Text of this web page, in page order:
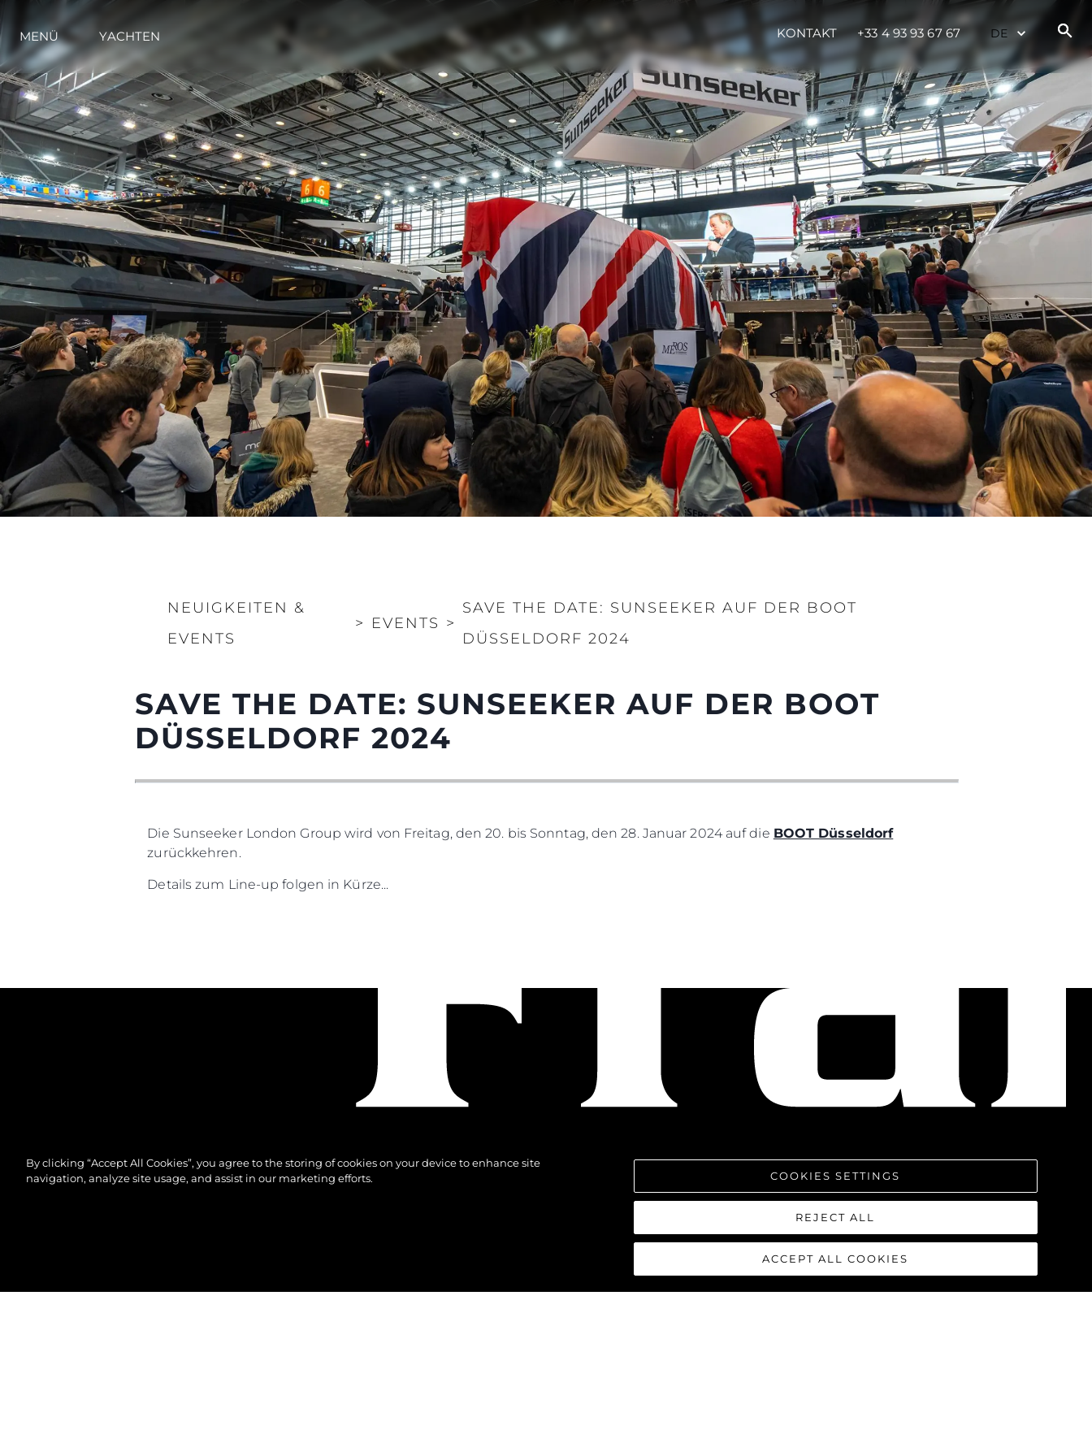
MENÜ YACHTEN KONTAKT +33 4 93 93 67 67
NEUIGKEITEN &
EVENTS
> EVENTS >
SAVE THE DATE: SUNSEEKER AUF DER BOOT
DÜSSELDORF 2024
SAVE THE DATE: SUNSEEKER AUF DER BOOT
DÜSSELDORF 2024
Die Sunseeker London Group wird von Freitag, den 20. bis Sonntag, den 28. Januar 2024 auf die BOOT Düsseldorf
zurückkehren.
Details zum Line-up folgen in Kürze...
By clicking “Accept All Cookies”, you agree to the storing of cookies on your device to enhance site
navigation, analyze site usage, and assist in our marketing efforts.
COOKIES SETTINGS
REJECT ALL
ACCEPT ALL COOKIES